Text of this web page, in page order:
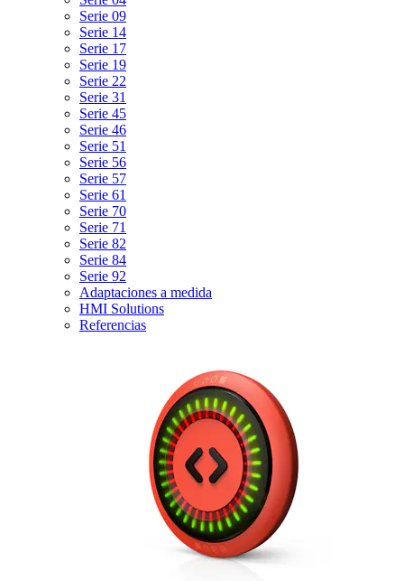
Serie 09
Serie 14
Serie 17
Serie 19
Serie 22
Serie 31
Serie 45
Serie 46
Serie 51
Serie 56
Serie 57
Serie 61
Serie 70
Serie 71
Serie 82
Serie 84
Serie 92
Adaptaciones a medida
HMI Solutions
Referencias